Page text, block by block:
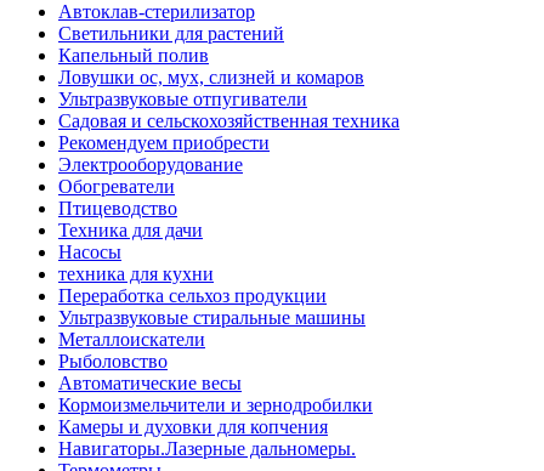
Автоклав-стерилизатор
Светильники для растений
Капельный полив
Ловушки ос, мух, слизней и комаров
Ультразвуковые отпугиватели
Садовая и сельскохозяйственная техника
Рекомендуем приобрести
Электрооборудование
Обогреватели
Птицеводство
Техника для дачи
Насосы
техника для кухни
Переработка сельхоз продукции
Ультразвуковые стиральные машины
Металлоискатели
Рыболовство
Автоматические весы
Кормоизмельчители и зернодробилки
Камеры и духовки для копчения
Навигаторы.Лазерные дальномеры.